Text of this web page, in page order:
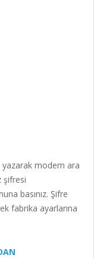
yazarak modem ara
şifresi
basınız. Şifre
fabrika ayarlarına